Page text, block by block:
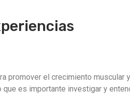
promover el crecimiento muscular
es importante investigar y